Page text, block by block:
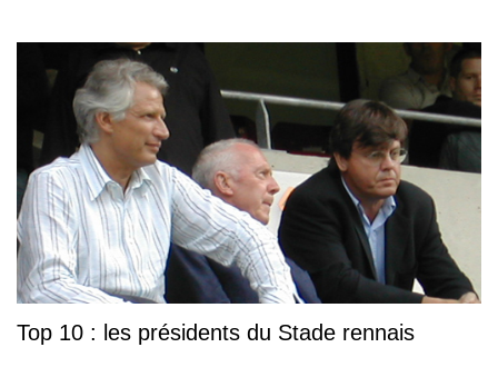
Top 10 : les présidents du Stade rennais